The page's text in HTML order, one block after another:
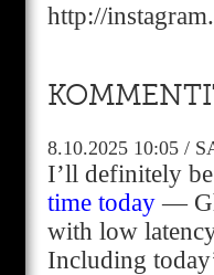
http://
8.10.2025 10:05 /
I’ll definitely
time today —
with low
Including